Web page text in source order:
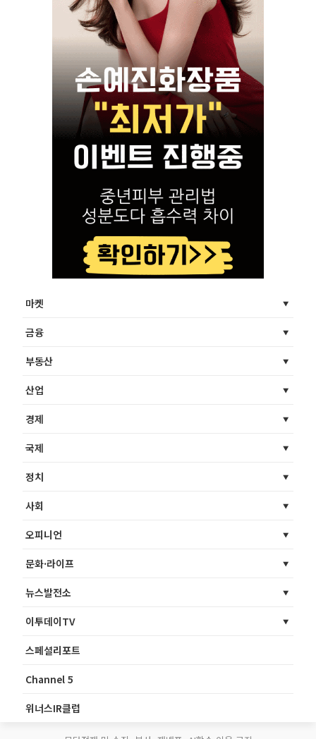
마켓
금융
부동산
산업
경제
국제
정치
사회
오피니언
문화·라이프
뉴스발전소
이투데이TV
스페셜리포트
Channel 5
위너스IR클럽